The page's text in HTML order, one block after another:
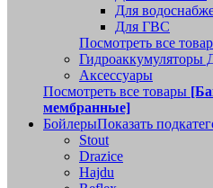
Для
Для ГВС
Посмотреть все
Гидроаккумуляторы
Аксессуары
Посмотреть все товары
мембранные]
БойлерыПоказать
Stout
Drazice
Hajdu